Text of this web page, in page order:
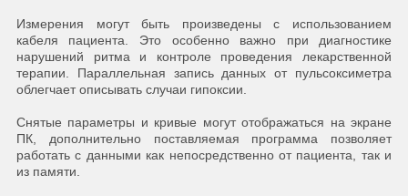
Измерения могут быть произведены с использованием
кабеля пациента. Это особенно важно при диагностике
нарушений ритма и контроле проведения лекарственной
терапии. Параллельная запись данных от пульсоксиметра
облегчает описывать случаи гипоксии.
Снятые параметры и кривые могут отображаться на экране
ПК, дополнительно поставляемая программа позволяет
работать с данными как непосредственно от пациента, так и
из памяти.